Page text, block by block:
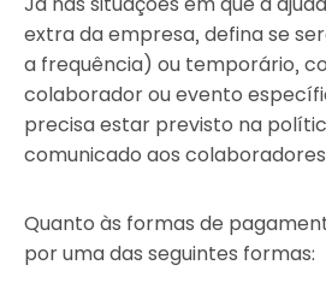
extra da empresa, defina se
a frequência) ou temporário,
colaborador ou evento
precisa estar previsto na
comunicado aos
Quanto às formas de
por uma das seguintes formas: